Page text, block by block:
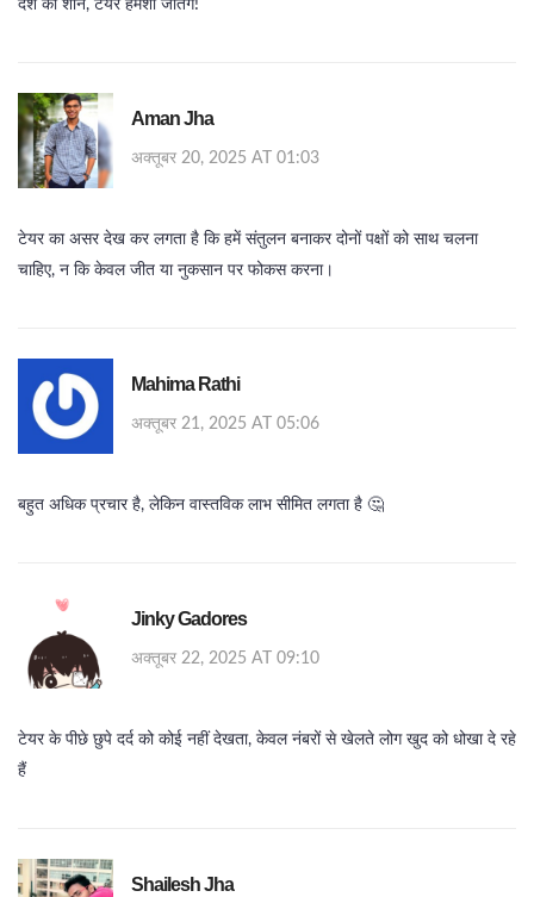
देश की शान, टेयर हमेशा जीतेंगे!
Aman Jha
अक्तूबर 20, 2025 AT 01:03
टेयर का असर देख कर लगता है कि हमें संतुलन बनाकर दोनों पक्षों को साथ चलना
चाहिए, न कि केवल जीत या नुकसान पर फोकस करना।
Mahima Rathi
अक्तूबर 21, 2025 AT 05:06
बहुत अधिक प्रचार है, लेकिन वास्तविक लाभ सीमित लगता है 🤔
Jinky Gadores
अक्तूबर 22, 2025 AT 09:10
टेयर के पीछे छुपे दर्द को कोई नहीं देखता, केवल नंबरों से खेलते लोग खुद को धोखा दे रहे
हैं
Shailesh Jha